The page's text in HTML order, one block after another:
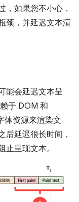
，如果您不小心，
颈，并延迟文本渲
能会延迟文本呈
赖于 DOM 和
体资源来渲染文
后延迟很长时间，
呈现文本。